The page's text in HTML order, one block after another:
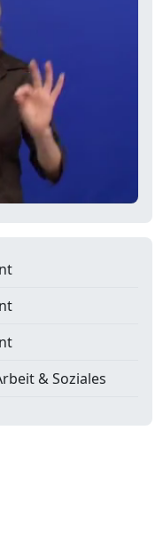
& Soziales